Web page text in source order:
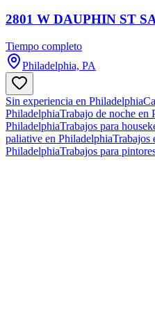
2801 W DAUPHIN ST
Tiempo completo
Philadelphia, PA
Sin experiencia en Philadelphia
PhiladelphiaTrabajo de noche en
PhiladelphiaTrabajos para
paliative en PhiladelphiaTrabajos
PhiladelphiaTrabajos para